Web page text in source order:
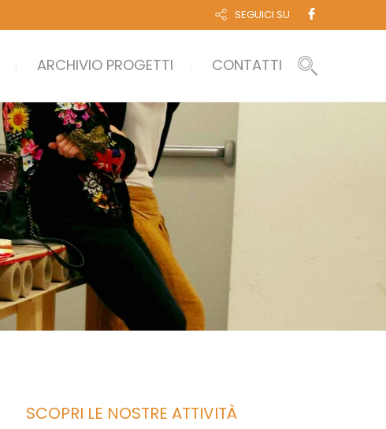
SEGUICI SU
ARCHIVIO PROGETTI CONTATTI
SCOPRI LE NOSTRE ATTIVITÀ